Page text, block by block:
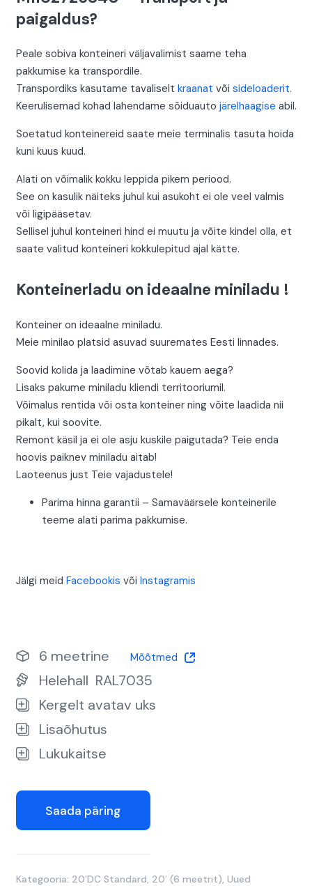
paigaldus?
Peale sobiva konteineri väljavalimist saame teha
pakkumise ka transpordile.
Transpordiks kasutame tavaliselt kraanat või sideloaderit.
Keerulisemad kohad lahendame sõiduauto järelhaagise abil.
Soetatud konteinereid saate meie terminalis tasuta hoida
kuni kuus kuud.
Alati on võimalik kokku leppida pikem periood.
See on kasulik näiteks juhul kui asukoht ei ole veel valmis
või ligipääsetav.
Sellisel juhul konteineri hind ei muutu ja võite kindel olla, et
saate valitud konteineri kokkulepitud ajal kätte.
Konteinerladu on ideaalne miniladu !
Konteiner on ideaalne miniladu.
Meie minilao platsid asuvad suuremates Eesti linnades.
Soovid kolida ja laadimine võtab kauem aega?
Lisaks pakume miniladu kliendi territooriumil.
Võimalus rentida või osta konteiner ning võite laadida nii
pikalt, kui soovite.
Remont käsil ja ei ole asju kuskile paigutada? Teie enda
hoovis paiknev miniladu aitab!
Laoteenus just Teie vajadustele!
Parima hinna garantii – Samaväärsele konteinerile
teeme alati parima pakkumise.
Jälgi meid Facebookis või Instagramis
6 meetrine Mõõtmed
Helehall RAL7035
Kergelt avatav uks
Lisaõhutus
Lukukaitse
Saada päring
Kategooria: 20’DC Standard, 20′ (6 meetrit), Uued